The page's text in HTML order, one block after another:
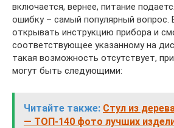
включается, вернее, питание
ошибку – самый популярный вопрос.
открывать инструкцию прибора и
соответствующее указанному на
такая возможность отсутствует,
могут быть следующими:
Читайте также: Стул из
— ТОП-140 фото лучших